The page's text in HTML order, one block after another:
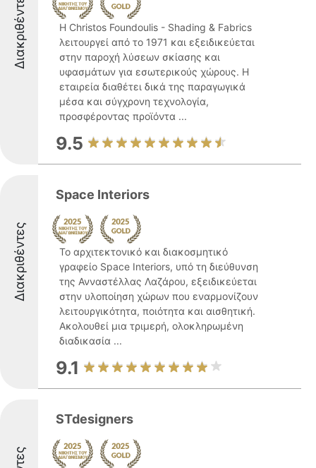
Διακριθέντες
Η Christos Foundoulis - Shading & Fabrics
λειτουργεί από το 1971 και εξειδικεύεται
στην παροχή λύσεων σκίασης και
υφασμάτων για εσωτερικούς χώρους. Η
εταιρεία διαθέτει δικά της παραγωγικά
μέσα και σύγχρονη τεχνολογία,
προσφέροντας προϊόντα ...
9.5
Διακριθέντες
Space Ιnteriors
Το αρχιτεκτονικό και διακοσμητικό
γραφείο Space Interiors, υπό τη διεύθυνση
της Ανναστέλλας Λαζάρου, εξειδικεύεται
στην υλοποίηση χώρων που εναρμονίζουν
λειτουργικότητα, ποιότητα και αισθητική.
Ακολουθεί μια τριμερή, ολοκληρωμένη
διαδικασία ...
9.1
STdesigners